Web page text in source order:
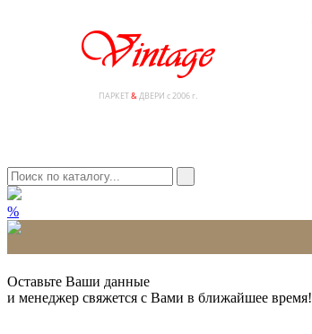
ПАРКЕТ&ДВЕРИ с 2006 г.
%
Оставьте Ваши данные
и менеджер свяжется с Вами в ближайшее время!